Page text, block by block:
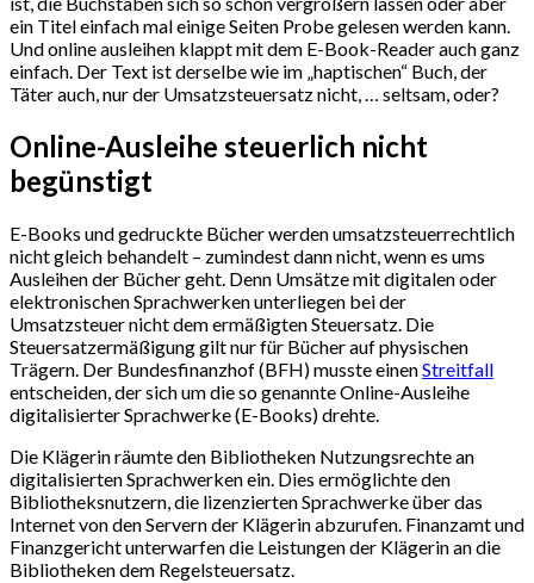
ein Titel einfach mal einige Seiten Probe gelesen werden kann.
Und online ausleihen klappt mit dem E-Book-Reader auch ganz
einfach. Der Text ist derselbe wie im „haptischen“ Buch, der
Täter auch, nur der Umsatzsteuersatz nicht, … seltsam, oder?
Online-Ausleihe steuerlich nicht
begünstigt
E-Books und gedruckte Bücher werden umsatzsteuerrechtlich
nicht gleich behandelt – zumindest dann nicht, wenn es ums
Ausleihen der Bücher geht. Denn Umsätze mit digitalen oder
elektronischen Sprachwerken unterliegen bei der
Umsatzsteuer nicht dem ermäßigten Steuersatz. Die
Steuersatzermäßigung gilt nur für Bücher auf physischen
Trägern. Der Bundesfinanzhof (BFH) musste einenStreitfall
entscheiden, der sich um die so genannte Online-Ausleihe
digitalisierter Sprachwerke (E-Books) drehte.
Die Klägerin räumte den Bibliotheken Nutzungsrechte an
digitalisierten Sprachwerken ein. Dies ermöglichte den
Bibliotheksnutzern, die lizenzierten Sprachwerke über das
Internet von den Servern der Klägerin abzurufen. Finanzamt und
Finanzgericht unterwarfen die Leistungen der Klägerin an die
Bibliotheken dem Regelsteuersatz.